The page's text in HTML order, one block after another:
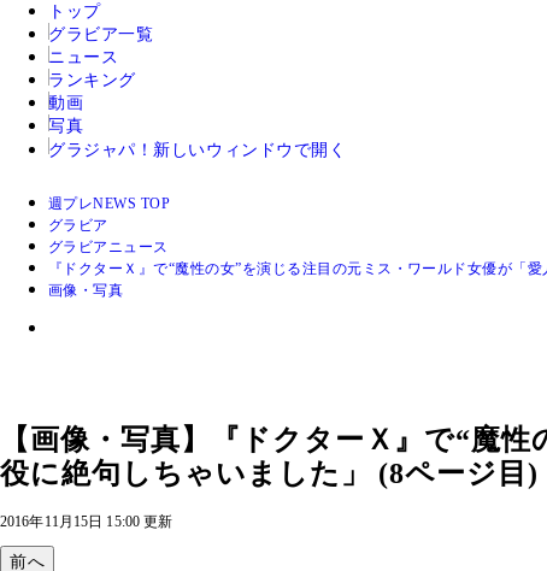
トップ
グラビア一覧
ニュース
ランキング
動画
写真
グラジャパ！ 新しいウィンドウで開く
週プレNEWS TOP
グラビア
グラビアニュース
『ドクターＸ』で“魔性の女”を演じる注目の元ミス・ワールド女優が「愛
画像・写真
【画像・写真】『ドクターＸ』で“魔
役に絶句しちゃいました」 (8ページ目)
2016年11月15日 15:00 更新
前へ